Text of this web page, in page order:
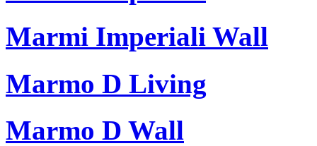
Marmi Imperiali Wall
Marmo D Living
Marmo D Wall